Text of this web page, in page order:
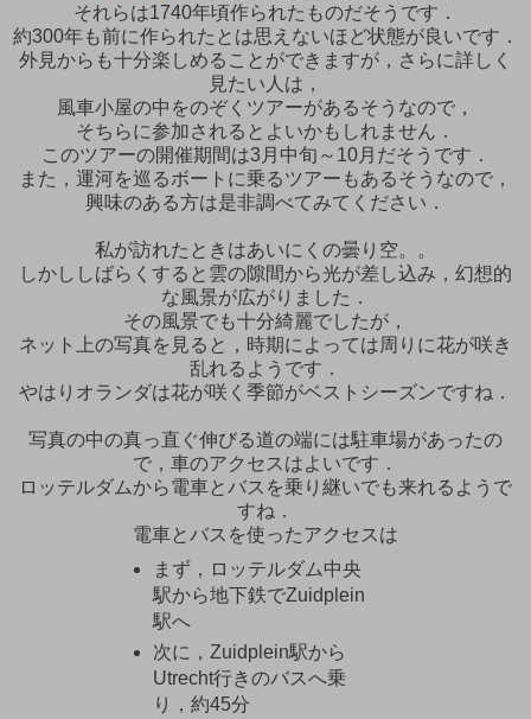
それらは1740年頃作られたものだそうです．
約300年も前に作られたとは思えないほど状態が良いです．
外見からも十分楽しめることができますが，さらに詳しく
見たい人は，
風車小屋の中をのぞくツアーがあるそうなので，
そちらに参加されるとよいかもしれません．
このツアーの開催期間は3月中旬～10月だそうです．
また，運河を巡るボートに乗るツアーもあるそうなので，
興味のある方は是非調べてみてください．
私が訪れたときはあいにくの曇り空。。
しかししばらくすると雲の隙間から光が差し込み，幻想的
な風景が広がりました．
その風景でも十分綺麗でしたが，
ネット上の写真を見ると，時期によっては周りに花が咲き
乱れるようです．
やはりオランダは花が咲く季節がベストシーズンですね．
写真の中の真っ直ぐ伸びる道の端には駐車場があったの
で，車のアクセスはよいです．
ロッテルダムから電車とバスを乗り継いでも来れるようで
すね．
電車とバスを使ったアクセスは
まず，ロッテルダム中央
駅から地下鉄でZuidplein
駅へ
次に，Zuidplein駅から
Utrecht行きのバスへ乗
り，約45分